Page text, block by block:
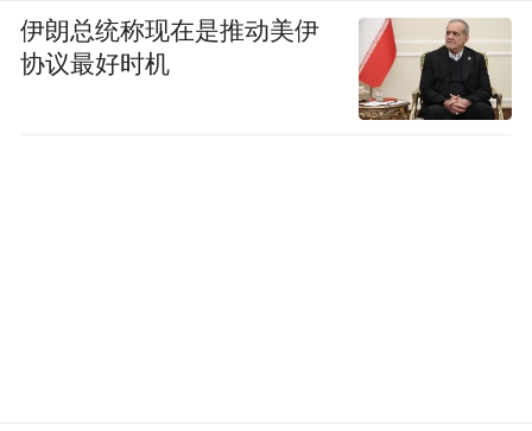
伊朗总统称现在是推动美伊
协议最好时机